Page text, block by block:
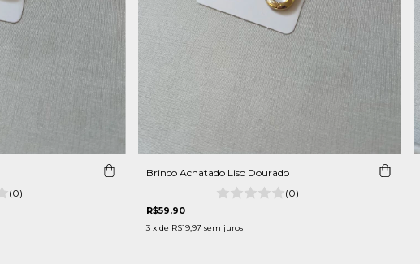
(0)
Brinco Achatado Liso Dourado
(0)
R$59,90
3 x de R$19,97 sem juros